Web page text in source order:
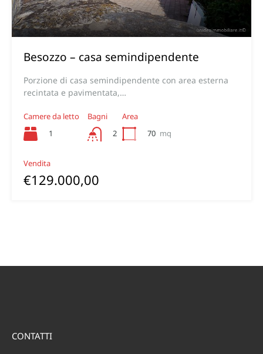
Besozzo – casa semindipendente
Porzione di casa semindipendente con area esterna
recintata e pavimentata,…
Camere da letto
1
Bagni
2
Area
70 mq
Vendita
€129.000,00
CONTATTI